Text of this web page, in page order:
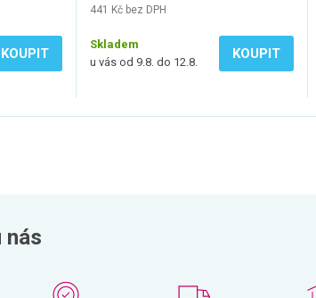
KOUPIT
441 Kč bez DPH
Skladem
u vás od 9.8. do 12.8.
KOUPIT
nás